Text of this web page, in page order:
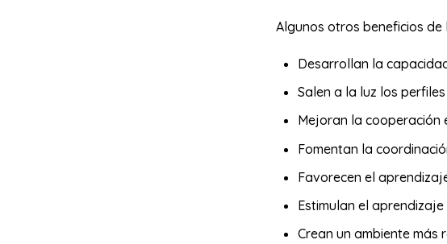
Algunos otros beneficios de
Desarrollan la
Salen a la luz los
Mejoran la
Fomentan la
Favorecen el
Estimulan el
Crean un ambiente más